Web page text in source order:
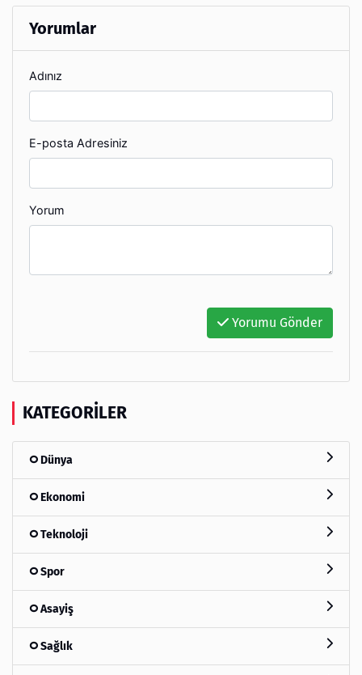
Yorumlar
Adınız
E-posta Adresiniz
Yorum
Yorumu Gönder
KATEGORILER
Dünya
Ekonomi
Teknoloji
Spor
Asayiş
Sağlık